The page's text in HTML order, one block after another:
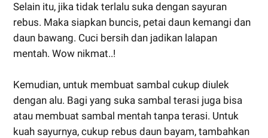
Selain itu, jika tidak terlalu suka dengan sayuran
rebus. Maka siapkan buncis, petai daun kemangi dan
daun bawang. Cuci bersih dan jadikan lalapan
mentah. Wow nikmat..!
Kemudian, untuk membuat sambal cukup diulek
dengan alu. Bagi yang suka sambal terasi juga bisa
atau membuat sambal mentah tanpa terasi. Untuk
kuah sayurnya, cukup rebus daun bayam, tambahkan